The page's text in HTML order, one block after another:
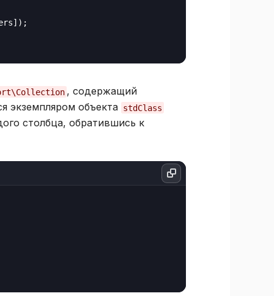
, содержащий
экземпляром объекта stdClass
столбца, обратившись к